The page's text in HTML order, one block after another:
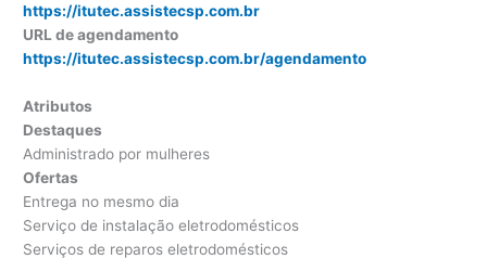
https://itutec.assistecsp.com.br
URL de agendamento
https://itutec.assistecsp.com.br/agendamento
Atributos
Destaques
Administrado por mulheres
Ofertas
Entrega no mesmo dia
Serviço de instalação eletrodomésticos
Serviços de reparos eletrodomésticos